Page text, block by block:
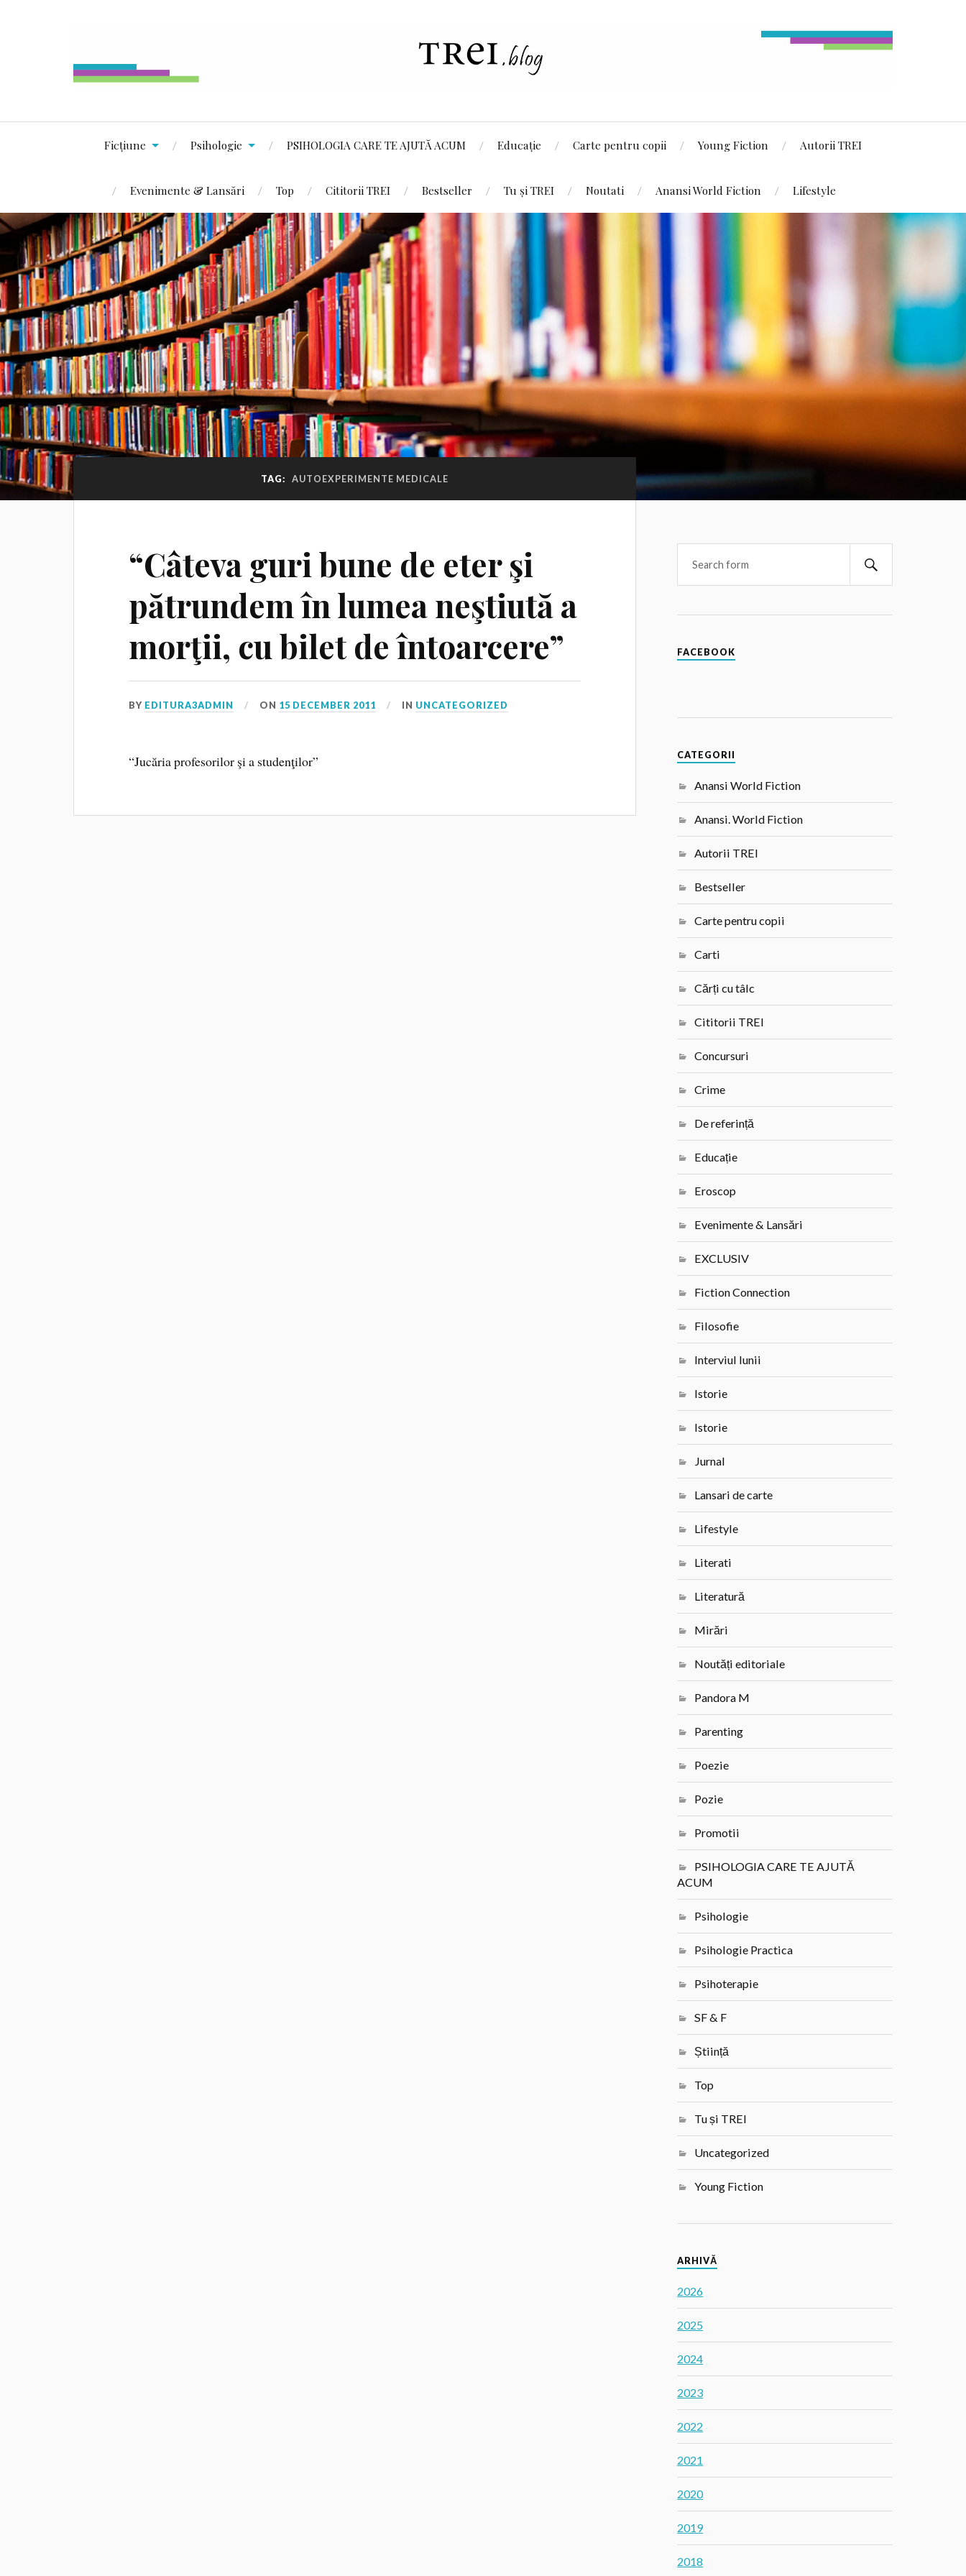
Ficțiune Psihologie PSIHOLOGIA CARE TE AJUTĂ ACUM Educație Carte pentru copii Young Fiction Autorii TREI
Evenimente & Lansări Top Cititorii TREI Bestseller Tu și TREI Noutati Anansi World Fiction Lifestyle
TAG: AUTOEXPERIMENTE MEDICALE
“Câteva guri bune de eter şi
pătrundem în lumea neştiută a
morţii, cu bilet de întoarcere”
BY EDITURA3ADMIN ON 15 DECEMBER 2011 IN UNCATEGORIZED
“Jucăria profesorilor şi a studenţilor”
FACEBOOK
CATEGORII
Anansi World Fiction
Anansi. World Fiction
Autorii TREI
Bestseller
Carte pentru copii
Carti
Cărți cu tâlc
Cititorii TREI
Concursuri
Crime
De referință
Educație
Eroscop
Evenimente & Lansări
EXCLUSIV
Fiction Connection
Filosofie
Interviul lunii
Istorie
Istorie
Jurnal
Lansari de carte
Lifestyle
Literati
Literatură
Mirări
Noutăți editoriale
Pandora M
Parenting
Poezie
Pozie
Promotii
PSIHOLOGIA CARE TE AJUTĂ
ACUM
Psihologie
Psihologie Practica
Psihoterapie
SF & F
Știință
Top
Tu și TREI
Uncategorized
Young Fiction
ARHIVĂ
2026
2025
2024
2023
2022
2021
2020
2019
2018